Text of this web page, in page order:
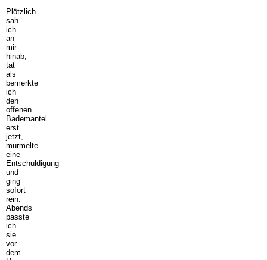
Plötzlich
sah
ich
an
mir
hinab,
tat
als
bemerkte
ich
den
offenen
Bademantel
erst
jetzt,
murmelte
eine
Entschuldigung
und
ging
sofort
rein.
Abends
passte
ich
sie
vor
dem